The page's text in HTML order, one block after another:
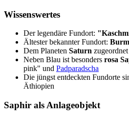
Wissenswertes
Der legendäre Fundort:
Ältester bekannter Fundort:
Dem Planeten Saturn zugeordnet
Neben Blau ist besonders rosa
pink" und Padparadscha
Die jüngst entdeckten Fundorte
Äthiopien
Saphir als Anlageobjekt